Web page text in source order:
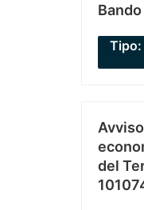
del